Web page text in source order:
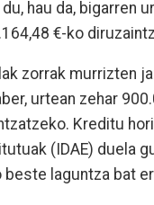
du, hau da, bigarren
€-ko
zorrak murrizten
urtean zehar
Kreditu
(IDAE) duela
beste laguntza bat